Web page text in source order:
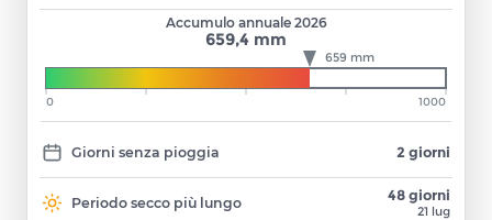
Accumulo annuale 2026
659,4 mm
659 mm
0 1000
Giorni senza pioggia 2 giorni
Periodo secco più lungo 48 giorni
21 lug